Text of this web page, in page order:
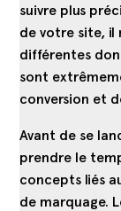
suivre plus
de votre site, il
différentes
sont
conversion et
Avant de se
prendre le
concepts liés
de marquage.